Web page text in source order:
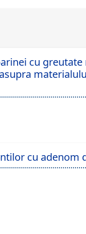
cu greutate
cu adenom